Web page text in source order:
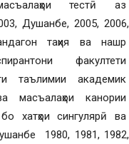
тестӣ аз
Душанбе, 2005, 2006,
таҳия ва нашр
факултети
таълимии академик
масъалаҳои канории
хатҳои сингулярӣ ва
1980, 1981, 1982,